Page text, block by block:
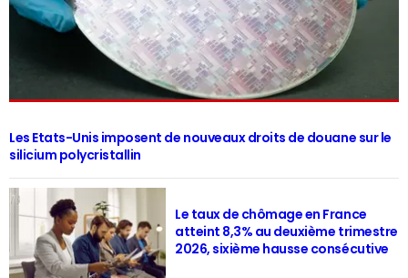
Les Etats-Unis imposent de nouveaux droits de douane sur le
silicium polycristallin
Le taux de chômage en France
atteint 8,3% au deuxième trimestre
2026, sixième hausse consécutive